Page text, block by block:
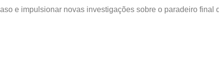
e impulsionar novas investigações sobre o paradeiro final